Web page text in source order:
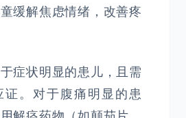
缓解焦虑情绪，改善疼
症状明显的患儿，且需
证。对于腹痛明显的患